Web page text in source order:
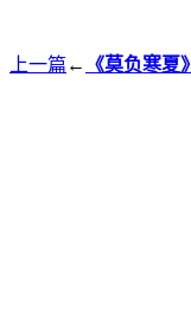
上一篇 ← 《莫负寒夏》